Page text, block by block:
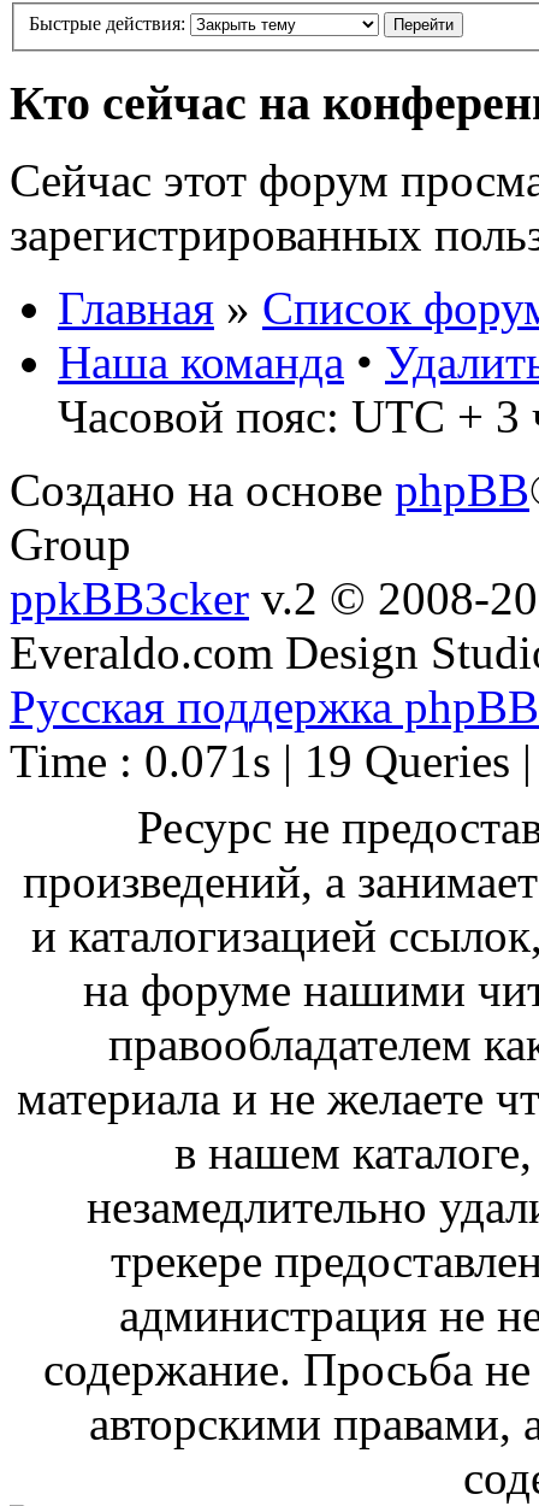
Быстрые действия:
Кто сейчас на
Сейчас этот форум
зарегистрированных
Главная » Список
Наша команда •
Часовой пояс: UTC + 3
Создано на основе phpBB
Group
ppkBB3cker v.2 © 2008-
Everaldo.com Design
Русская поддержка phpBB
Time : 0.071s | 19 Queries
Ресурс не
произведений, а
и каталогизацией
на форуме нашими
правообладателем
материала и не желаете
в нашем
незамедлительно
трекере
администрация не
содержание. Просьба
авторскими правами,